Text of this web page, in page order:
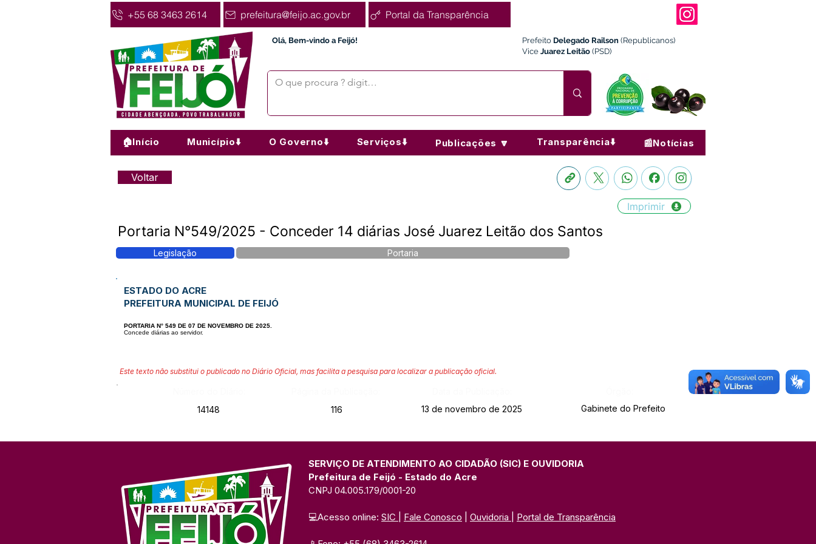
+55 68 3463 2614 prefeitura@feijo.ac.gov.br Portal da Transparência
Olá, Bem-vindo a Feijó! Prefeito Delegado Railson (Republicanos)
Vice Juarez Leitão (PSD)
🏠Início Município⬇️ O Governo⬇️ Serviços⬇️ Publicações 🔽 Transparência⬇️ 📰Notícias
Voltar
Imprimir
Portaria N°549/2025 - Conceder 14 diárias José Juarez Leitão dos Santos
Legislação Portaria
ESTADO DO ACRE
PREFEITURA MUNICIPAL DE FEIJÓ
PORTARIA N° 549 DE 07 DE NOVEMBRO DE 2025.
Concede diárias ao servidor.
Este texto não substitui o publicado no Diário Oficial, mas facilita a pesquisa para localizar a publicação oficial.
14148
116 13 de novembro de 2025 Gabinete do Prefeito
SERVIÇO DE ATENDIMENTO AO CIDADÃO (SIC) E OUVIDORIA
Prefeitura de Feijó - Estado do Acre
CNPJ 04.005.179/0001-20
💻Acesso online: SIC Fale Conosco Ouvidoria Portal de Transparência